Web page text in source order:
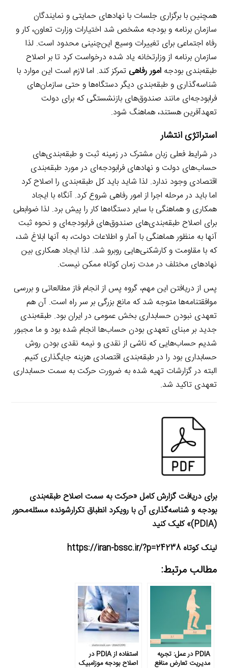
همچنین با برگزاری جلسات با نهادهای حمایتی و نمایندگان
سازمان برنامه و بودجه مشخص شد اختیارات وزارت تعاون، کار و
رفاه اجتماعی برای تغییرات وسیع این‌چنینی محدود است. لذا
سازمان برنامه از وزارتخانه یاد شده درخواست کرد تا بر اصلاح
طبقه‌بندی بودجهامور رفاهیتمرکز کند. اما لازم است این موارد با
شناسه‌گذاری و طبقه‌بندی دیگر دستگاه‌ها و حتی سازمان‌های
فرابودجه‌ای مانند صندوق‌های بازنشستگی که برای دولت
تعهد‌آفرین هستند، هماهنگ شود.
استراتژی انتشار
در شرایط فعلی زبان مشترک در زمینه ثبت و طبقه‌بندی‌های
حساب‌های دولت و نهادهای فرابودجه‌ای در مورد طبقه‌بندی
اقتصادی وجود ندارد. لذا شاید باید کل طبقه‌بندی را اصلاح کرد
اما باید در مرحله اجرا از امور رفاهی شروع کرد. آنگاه با ایجاد
همکاری و هماهنگی با سایر دستگاه‌ها کار را پیش برد. لذا ضوابطی
برای اصلاح طبقه‌بندی‌های صندوق‌های فرابودجه‌ای و نحوه ثبت
آنها به منظور هماهنگی با آمار و اطلاعات دولت، به آنها ابلاغ شد،
که با مقاومت و کارشکنی‌هایی روبرو شد. لذا ایجاد همکاری بین
نهادهای مختلف در مدت زمان کوتاه ممکن نیست.
پس از دریافتن این مهم، گروه پس از انجام فاز مطالعاتی و بررسی
موافقتنامه‌ها متوجه شد که مانع بزرگی بر سر راه است. آن هم
تعهدی نبودن حسابداری بخش عمومی در ایران بود. طبقه‌بندی
جدید بر مبنای تعهدی بودن حساب‌ها انجام شده بود و ما مجبور
شدیم حساب‌هایی که ناشی از نقدی و نیمه نقدی بودن روش
حسابداری بود را در طبقه‌بندی اقتصادی هزینه جایگذاری کنیم.
البته در گزارشات تهیه شده به ضرورت حرکت به سمت حسابداری
تعهدی تاکید شد.
برای دریافت گزارش کامل «حرکت به سمت اصلاح طبقه‌بندی
بودجه و شناسه‌گذاری آن با رویکرد انطباق تکرارشونده مسئله‌محور
(
PDIA)» کلیک کنید
لینک کوتاه https://iran-bssc.ir/?p=24238
مطالب مرتبط:
PDIA در عمل: تجربه
مدیریت تعارض منافع
استفاده از PDIA در
اصلاح بودجه موزامبیک